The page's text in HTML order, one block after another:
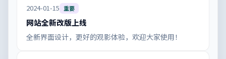
2024-01-15 重要
网站全新改版上线
全新界面设计，更好的观影体验，欢迎大家使用！